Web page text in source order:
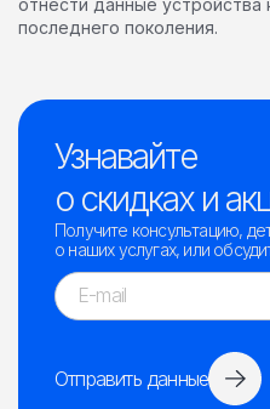
отнести данные устройства
последнего поколения.
Узнавайте
о скидках и
Получите консультацию,
о наших услугах, или
Отправить данные